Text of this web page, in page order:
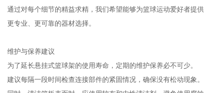
通过对每个细节的精益求精，我们希望能够为篮球运动爱好者提供
更专业、更可靠的器材选择。
维护与保养建议
为了延长悬挂式篮球架的使用寿命，定期的维护保养必不可少。
建议每隔一段时间检查连接部件的紧固情况，确保没有松动现象。